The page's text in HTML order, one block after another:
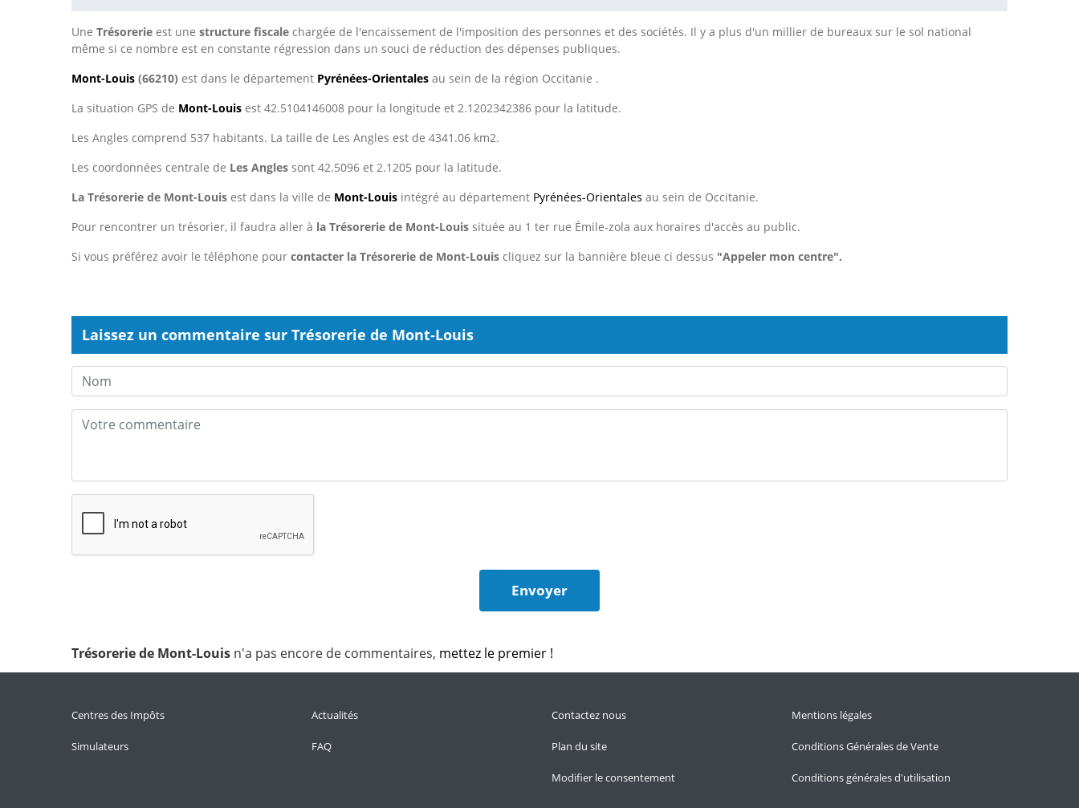
Une Trésorerie est une structure fiscale chargée de l'encaissement de l'imposition des personnes et des sociétés. Il y a plus d'un millier de bureaux sur le sol national
même si ce nombre est en constante régression dans un souci de réduction des dépenses publiques.
Mont-Louis (66210) est dans le département Pyrénées-Orientales au sein de la région Occitanie .
La situation GPS de Mont-Louis est 42.5104146008 pour la longitude et 2.1202342386 pour la latitude.
Les Angles comprend 537 habitants. La taille de Les Angles est de 4341.06 km2.
Les coordonnées centrale de Les Angles sont 42.5096 et 2.1205 pour la latitude.
La Trésorerie de Mont-Louis est dans la ville de Mont-Louis intégré au département Pyrénées-Orientales au sein de Occitanie.
Pour rencontrer un trésorier, il faudra aller à la Trésorerie de Mont-Louis située au 1 ter rue Émile-zola aux horaires d'accès au public.
Si vous préférez avoir le téléphone pour contacter la Trésorerie de Mont-Louis cliquez sur la bannière bleue ci dessus "Appeler mon centre".
Laissez un commentaire sur Trésorerie de Mont-Louis
Trésorerie de Mont-Louis n'a pas encore de commentaires, mettez le premier !
Centres des Impôts
Simulateurs
Actualités
FAQ
Contactez nous
Plan du site
Modifier le consentement
Mentions légales
Conditions Générales de Vente
Conditions générales d'utilisation